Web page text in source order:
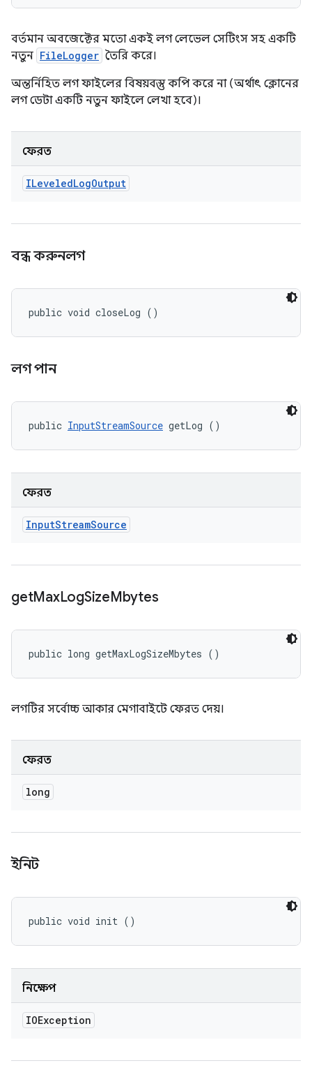
বর্তমান অবজেক্টের মতো একই লগ লেভেল সেটিংস সহ একটি
নতুন FileLogger তৈরি করে।
অন্তর্নিহিত লগ ফাইলের বিষয়বস্তু কপি করে না (অর্থাৎ ক্লোনের
লগ ডেটা একটি নতুন ফাইলে লেখা হবে)।
ফেরত
ILeveledLogOutput
বন্ধ করুনলগ
public void closeLog ()
লগ পান
public InputStreamSource getLog ()
ফেরত
InputStreamSource
getMaxLogSizeMbytes
public long getMaxLogSizeMbytes ()
লগটির সর্বোচ্চ আকার মেগাবাইটে ফেরত দেয়।
ফেরত
long
ইনিট
public void init ()
নিক্ষেপ
IOException